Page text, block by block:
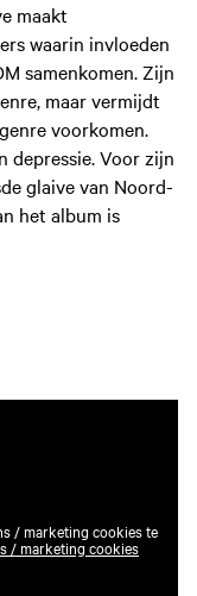
maakt
waarin invloeden
samenkomen. Zijn
maar vermijdt
voorkomen.
depressie. Voor zijn
glaive van Noord-
het album is
/ marketing cookies te
/ marketing cookies